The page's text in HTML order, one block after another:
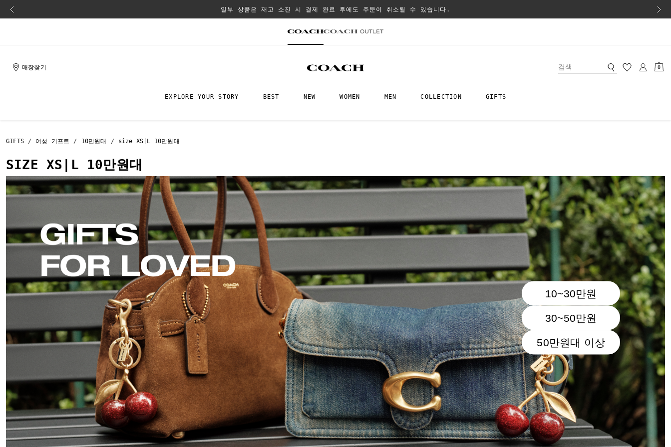
일부 상품은 재고 소진 시 결제 완료 후에도 주문이 취소될 수 있습니다.
매장찾기 0
EXPLORE YOUR STORY BEST NEW WOMEN MEN COLLECTION GIFTS
GIFTS 여성 기프트 10만원대 size XS|L 10만원대
SIZE XS|L 10만원대
10~30만원
30~50만원
50만원대 이상